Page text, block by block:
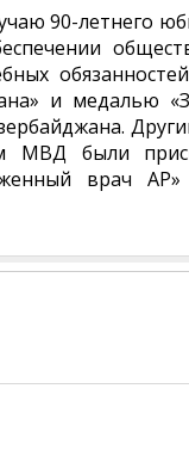
90-летнего
и медалью
МВД были
врач